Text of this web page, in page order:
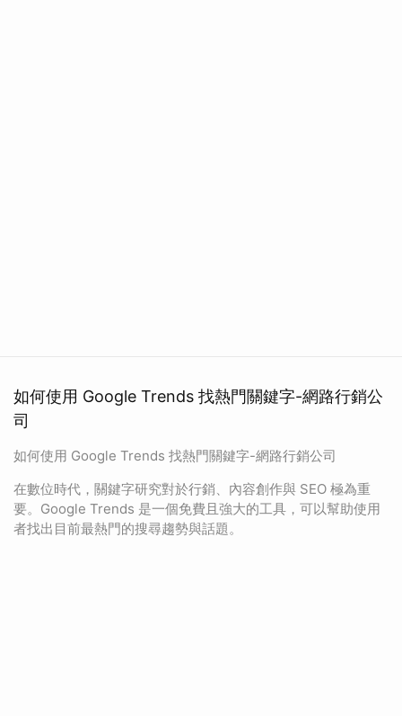
如何使用 Google Trends 找熱門關鍵字-網路行銷公
司
如何使用 Google Trends 找熱門關鍵字-網路行銷公司
在數位時代，關鍵字研究對於行銷、內容創作與 SEO 極為重
要。Google Trends 是一個免費且強大的工具，可以幫助使用
者找出目前最熱門的搜尋趨勢與話題。